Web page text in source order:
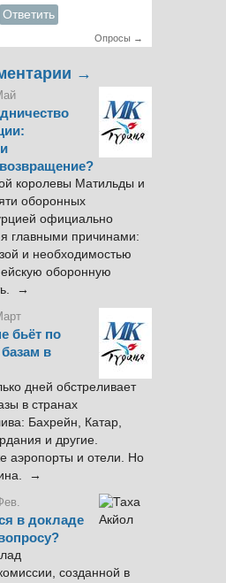
Ответить
Опросы →
→
королевы Матильды и
оборонных
официально
главными причинами:
и необходимостью
оборонную
→
бьёт по
в
дней обстреливает
в странах
Бахрейн, Катар,
и другие.
аэропорты и отели. Но
→
в докладе
созданной в